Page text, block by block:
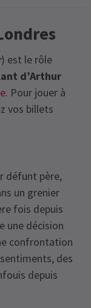
) est le rôle
d’Arthur
. Pour jouer à
vos billets
défunt père,
un grenier
fois depuis
une décision
confrontation
des
depuis